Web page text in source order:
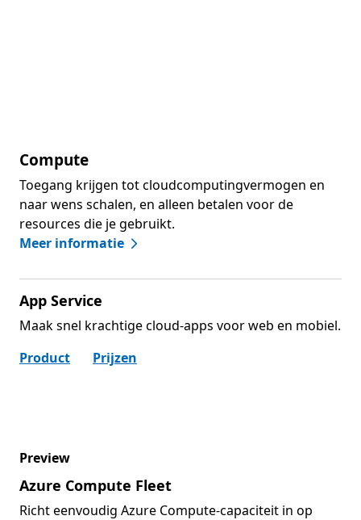
Compute
Toegang krijgen tot cloudcomputingvermogen en
naar wens schalen, en alleen betalen voor de
resources die je gebruikt.
Meer informatie
App Service
Maak snel krachtige cloud-apps voor web en mobiel.
Product
Prijzen
Preview
Azure Compute Fleet
Richt eenvoudig Azure Compute-capaciteit in op